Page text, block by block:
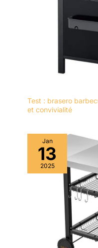
Test : brasero
et convivialité
Jan
13
2025